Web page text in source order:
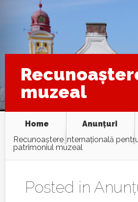
muzeal
Home
Anunţuri
Recunoaştere internaţională
patrimoniul muzeal
Posted in